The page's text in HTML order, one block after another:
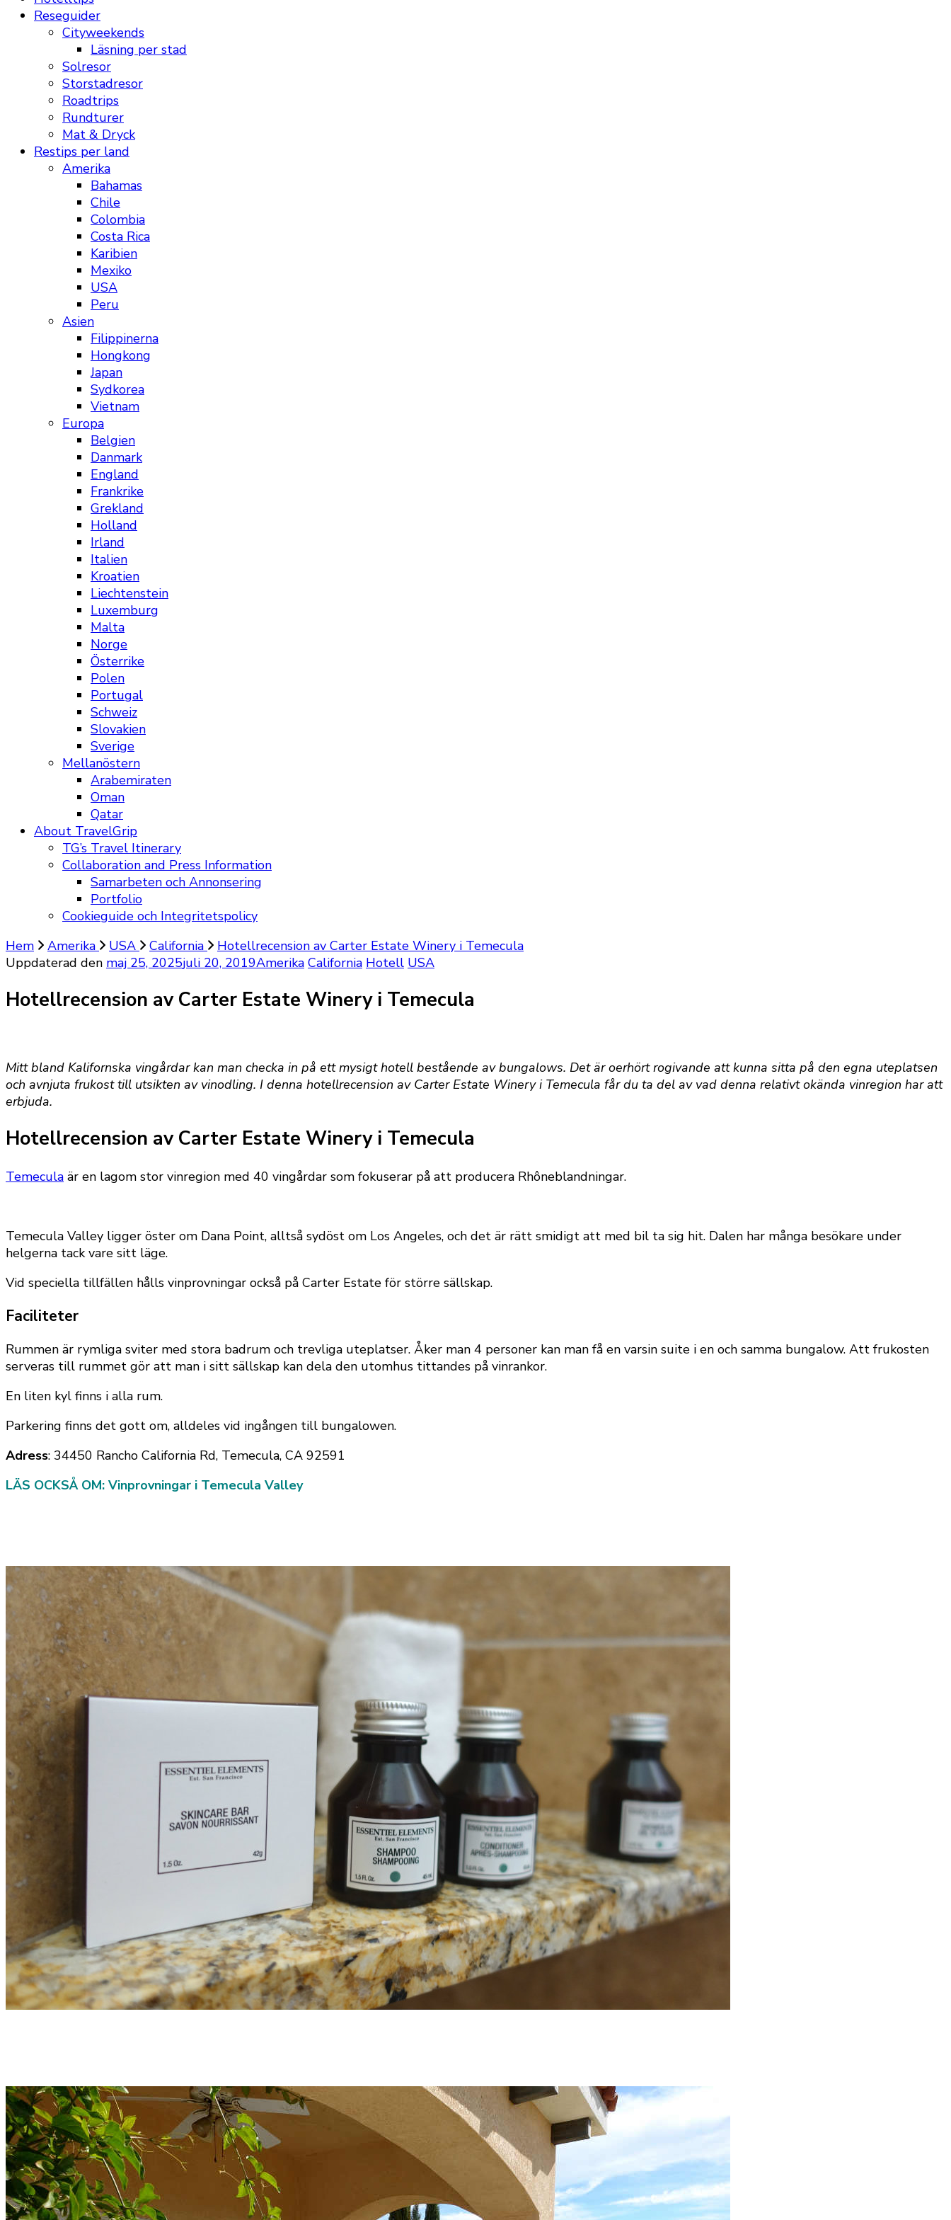
Reseguider
Cityweekends
Läsning per stad
Solresor
Storstadresor
Roadtrips
Rundturer
Mat & Dryck
Restips per land
Amerika
Bahamas
Chile
Colombia
Costa Rica
Karibien
Mexiko
USA
Peru
Asien
Filippinerna
Hongkong
Japan
Sydkorea
Vietnam
Europa
Belgien
Danmark
England
Frankrike
Grekland
Holland
Irland
Italien
Kroatien
Liechtenstein
Luxemburg
Malta
Norge
Österrike
Polen
Portugal
Schweiz
Slovakien
Sverige
Mellanöstern
Arabemiraten
Oman
Qatar
About TravelGrip
TG’s Travel Itinerary
Collaboration and Press Information
Samarbeten och Annonsering
Portfolio
Cookieguide och Integritetspolicy
Hem
Amerika USA California
Hotellrecension av Carter Estate Winery i Temecula
Uppdaterad den maj 25, 2025juli 20, 2019Amerika California Hotell USA
Hotellrecension av Carter Estate Winery i Temecula
Mitt bland Kalifornska vingårdar kan man checka in på ett mysigt hotell bestående av bungalows. Det är oerhört rogivande att kunna sitta på den egna uteplatsen
och avnjuta frukost till utsikten av vinodling. I denna hotellrecension av Carter Estate Winery i Temecula får du ta del av vad denna relativt okända vinregion har att
erbjuda.
Hotellrecension av Carter Estate Winery i Temecula
Temecula är en lagom stor vinregion med 40 vingårdar som fokuserar på att producera Rhôneblandningar.
Temecula Valley ligger öster om Dana Point, alltså sydöst om Los Angeles, och det är rätt smidigt att med bil ta sig hit. Dalen har många besökare under
helgerna tack vare sitt läge.
Vid speciella tillfällen hålls vinprovningar också på Carter Estate för större sällskap.
Faciliteter
Rummen är rymliga sviter med stora badrum och trevliga uteplatser. Åker man 4 personer kan man få en varsin suite i en och samma bungalow. Att frukosten
serveras till rummet gör att man i sitt sällskap kan dela den utomhus tittandes på vinrankor.
En liten kyl finns i alla rum.
Parkering finns det gott om, alldeles vid ingången till bungalowen.
Adress: 34450 Rancho California Rd, Temecula, CA 92591
LÄS OCKSÅ OM: Vinprovningar i Temecula Valley